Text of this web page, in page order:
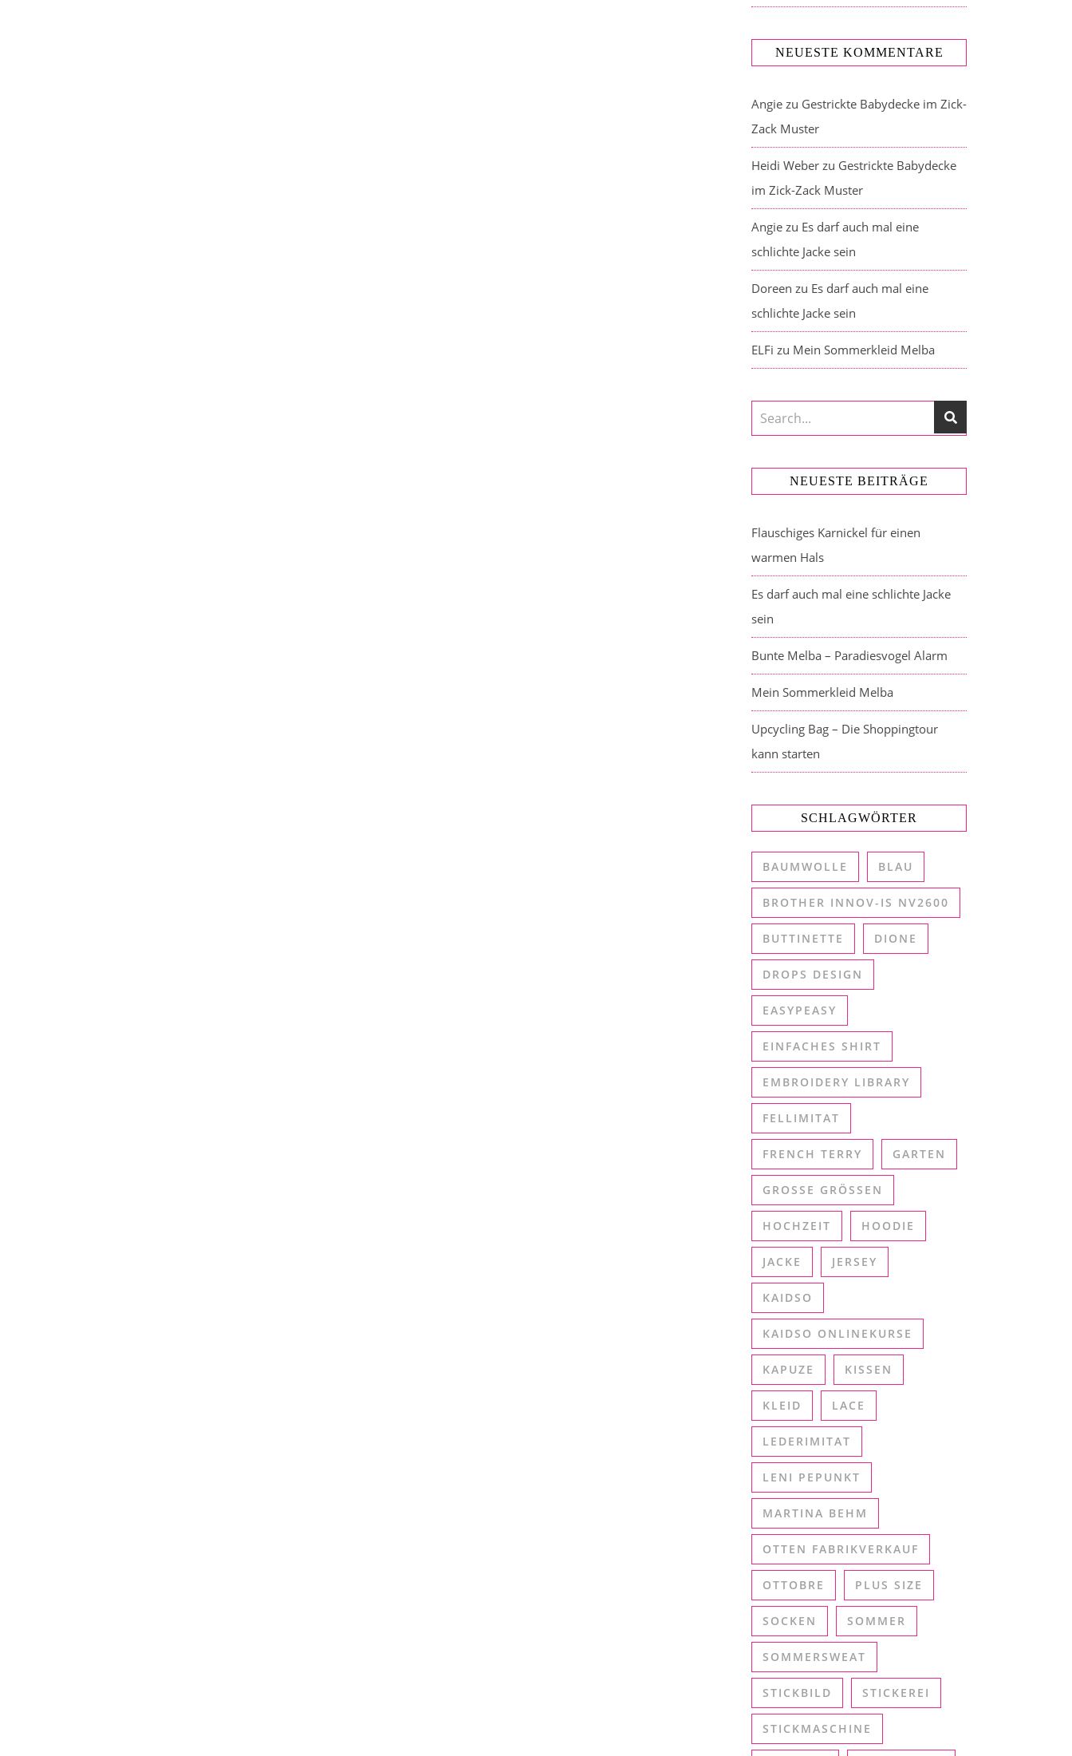
NEUESTE KOMMENTARE
Angie zu Gestrickte Babydecke im Zick-
Zack Muster
Heidi Weber zu Gestrickte Babydecke
im Zick-Zack Muster
Angie zu Es darf auch mal eine
schlichte Jacke sein
Doreen zu Es darf auch mal eine
schlichte Jacke sein
ELFi zu Mein Sommerkleid Melba
NEUESTE BEITRÄGE
Flauschiges Karnickel für einen
warmen Hals
Es darf auch mal eine schlichte Jacke
sein
Bunte Melba – Paradiesvogel Alarm
Mein Sommerkleid Melba
Upcycling Bag – Die Shoppingtour
kann starten
SCHLAGWÖRTER
BAUMWOLLE BLAU
BROTHER INNOV-IS NV2600
BUTTINETTE DIONE
DROPS DESIGN
EASYPEASY
EINFACHES SHIRT
EMBROIDERY LIBRARY
FELLIMITAT
FRENCH TERRY GARTEN
GROSSE GRÖSSEN
HOCHZEIT HOODIE
JACKE JERSEY
KAIDSO
KAIDSO ONLINEKURSE
KAPUZE KISSEN
KLEID LACE
LEDERIMITAT
LENI PEPUNKT
MARTINA BEHM
OTTEN FABRIKVERKAUF
OTTOBRE PLUS SIZE
SOCKEN SOMMER
SOMMERSWEAT
STICKBILD STICKEREI
STICKMASCHINE